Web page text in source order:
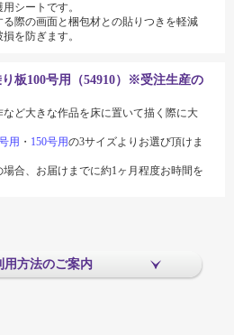
シートです。
る際の画面と梱包材との貼りつきを軽減
を防ぎます。
板100号用（54910）※受注生産の
など大きな作品を床に置いて描く際に大
用 ・ 150号用の3サイズよりお選び頂けま
合、お届けまでに約1ヶ月程度お時間を
用方法のご案内